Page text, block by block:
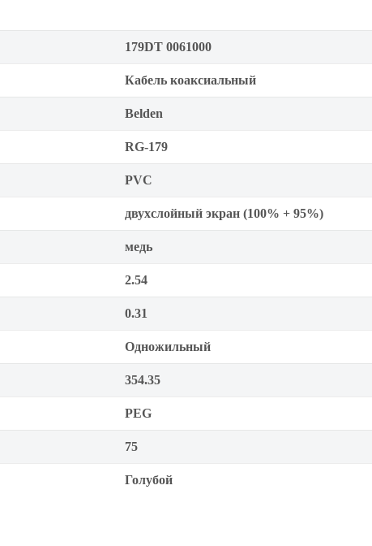
179DT 0061000
Кабель коаксиальный
Belden
RG-179
PVC
двухслойный экран (100% + 95%)
медь
2.54
0.31
Одножильный
354.35
PEG
75
Голубой